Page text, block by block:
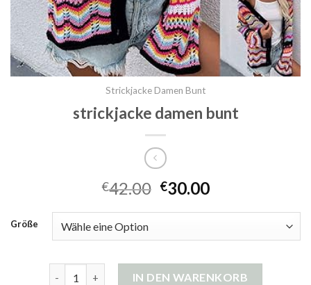
Strickjacke Damen Bunt
strickjacke damen bunt
€42.00 €30.00
Größe
strickjacke damen bunt MengeIN DEN WARENKORB